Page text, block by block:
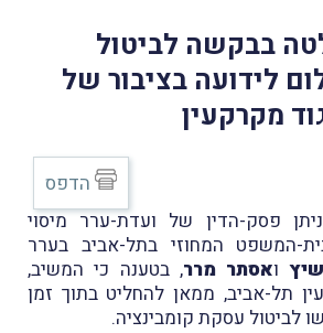
בבקשה לביטול
לידועה בציבור של
מקרקעין
ביום 26.5.2021 ניתן פסק-הדין של ועדת-ערר מיסוי
המשפט המחוזי בתל-אביב בערר
ואסתר מרר, בטענה כי המשיב,
תל-אביב, ממאן להחליט בתוך זמן
לביטול עסקת קומבינציה.